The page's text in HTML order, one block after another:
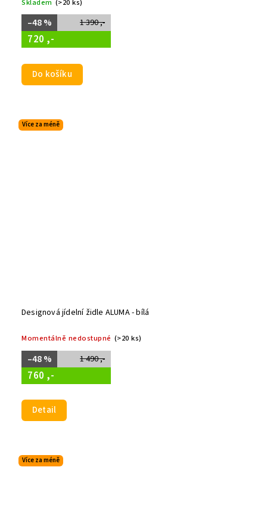
Skladem (>20 ks)
1 390 ,-
–48 %
720 ,-
Do košíku
Více za méně
Designová jídelní židle ALUMA - bílá
Momentálně nedostupné (>20 ks)
1 490 ,-
–48 %
760 ,-
Detail
Více za méně